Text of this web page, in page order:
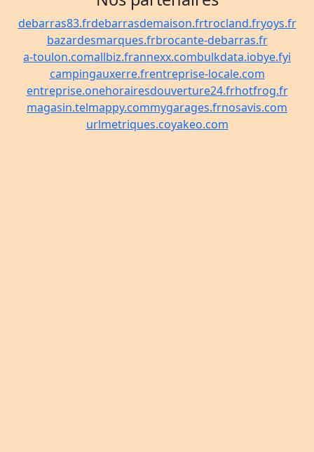
debarras83.frdebarrasdemaison.frtrocland.fryoys.fr
bazardesmarques.frbrocante-debarras.fr
a-toulon.comallbiz.frannexx.combulkdata.iobye.fyi
campingauxerre.frentreprise-locale.com
entreprise.onehorairesdouverture24.frhotfrog.fr
magasin.telmappy.commygarages.frnosavis.com
urlmetriques.coyakeo.com